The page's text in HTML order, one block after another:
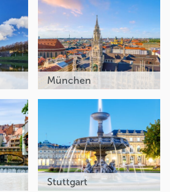
München
Stuttgart